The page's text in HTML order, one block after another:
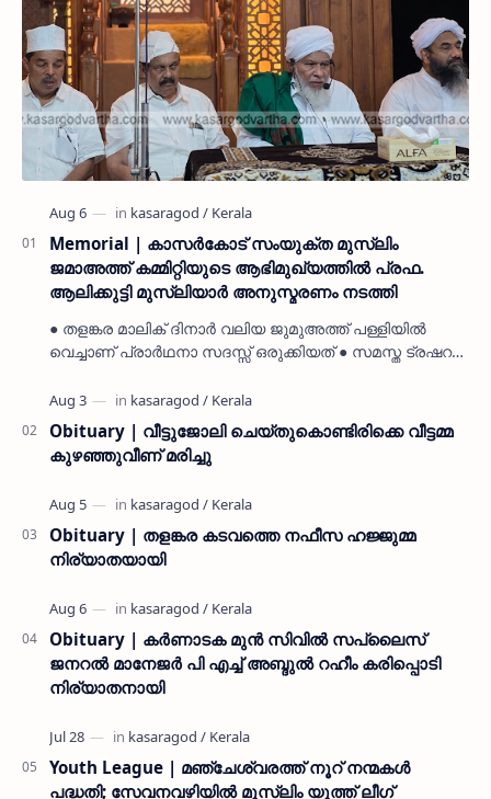
Memorial | കാസർകോട് സംയുക്ത മുസ്ലിം
ജമാഅത്ത് കമ്മിറ്റിയുടെ ആഭിമുഖ്യത്തിൽ പ്രഫ.
ആലിക്കുട്ടി മുസ്ലിയാർ അനുസ്മരണം നടത്തി
● തളങ്കര മാലിക് ദിനാർ വലിയ ജുമുഅത്ത് പള്ളിയിൽ
വെച്ചാണ് പ്രാർഥനാ സദസ്സ് ഒരുക്കിയത് ● സമസ്ത ട്രഷറർ
നൽകി കാസ…
Obituary | വീട്ടുജോലി ചെയ്തുകൊണ്ടിരിക്കെ വീട്ടമ്മ
കുഴഞ്ഞുവീണ് മരിച്ചു
Obituary | തളങ്കര കടവത്തെ നഫീസ ഹജ്ജുമ്മ
നിര്യാതയായി
Obituary | കർണാടക മുൻ സിവില്‍ സപ്ലൈസ്
ജനറൽ മാനേജർ പി എച്ച് അബ്ദുൽ റഹീം കരിപ്പൊടി
നിര്യാതനായി
Youth League | മഞ്ചേശ്വരത്ത് നൂറ് നന്മകൾ
പദ്ധതി; സേവനവഴിയിൽ മുസ്ലിം യൂത്ത് ലീഗ്